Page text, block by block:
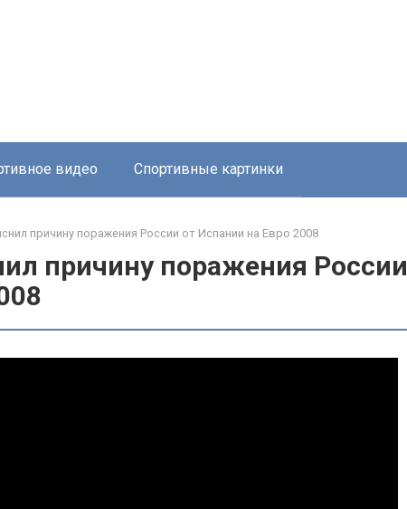
видео Спортивные картинки
причину поражения России от Испании на Евро 2008
причину поражения России